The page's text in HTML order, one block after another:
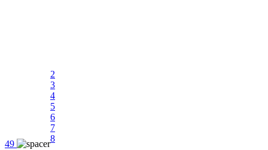
49
2
3
4
5
6
7
8